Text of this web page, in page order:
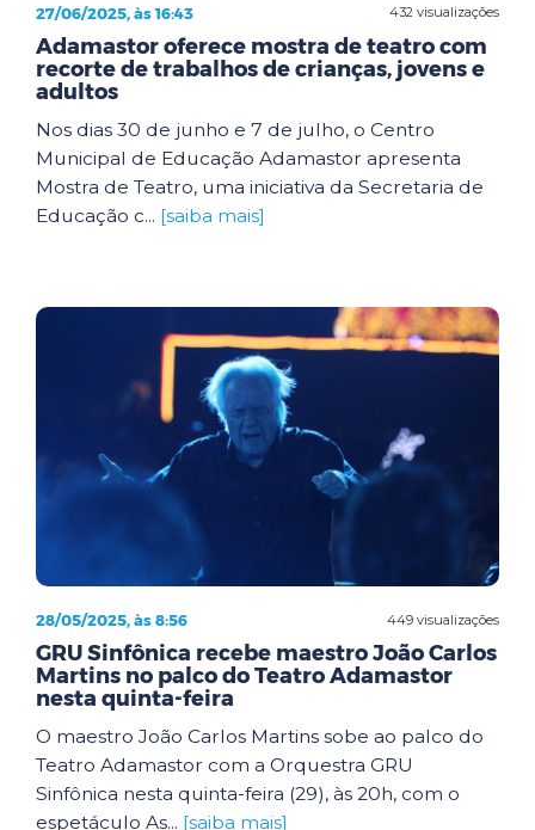
432 visualizações
27/06/2025, às 16:43
Adamastor oferece mostra de teatro com
recorte de trabalhos de crianças, jovens e
adultos
Nos dias 30 de junho e 7 de julho, o Centro
Municipal de Educação Adamastor apresenta
Mostra de Teatro, uma iniciativa da Secretaria de
Educação c... [saiba mais]
449 visualizações
28/05/2025, às 8:56
GRU Sinfônica recebe maestro João Carlos
Martins no palco do Teatro Adamastor
nesta quinta-feira
O maestro João Carlos Martins sobe ao palco do
Teatro Adamastor com a Orquestra GRU
Sinfônica nesta quinta-feira (29), às 20h, com o
espetáculo As... [saiba mais]